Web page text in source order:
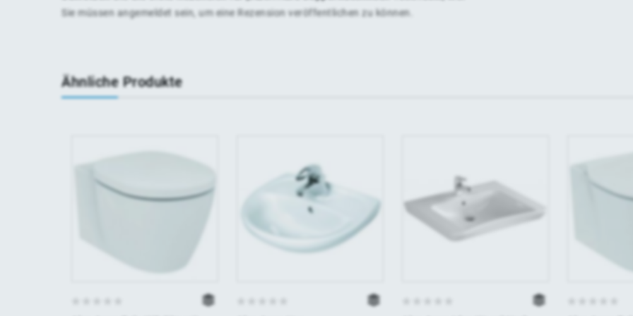
Sie müssen angemeldet sein, um eine Rezension veröffentlichen zu können.
Ähnliche Produkte